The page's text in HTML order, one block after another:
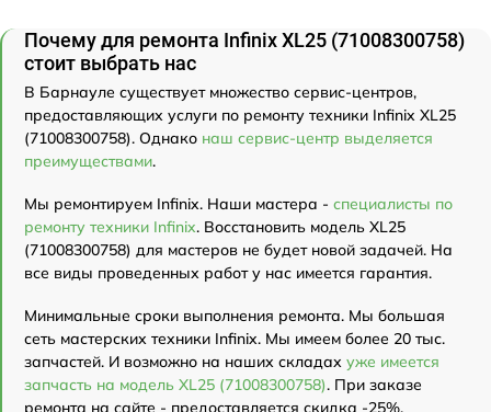
Почему для ремонта Infinix XL25 (71008300758)
стоит выбрать нас
В Барнауле существует множество сервис-центров,
предоставляющих услуги по ремонту техники Infinix XL25
(71008300758). Однако наш сервис-центр выделяется
преимуществами.
Мы ремонтируем Infinix. Наши мастера - специалисты по
ремонту техники Infinix. Восстановить модель XL25
(71008300758) для мастеров не будет новой задачей. На
все виды проведенных работ у нас имеется гарантия.
Минимальные сроки выполнения ремонта. Мы большая
сеть мастерских техники Infinix. Мы имеем более 20 тыс.
запчастей. И возможно на наших складах уже имеется
запчасть на модель XL25 (71008300758). При заказе
ремонта на сайте - предоставляется скидка -25%.